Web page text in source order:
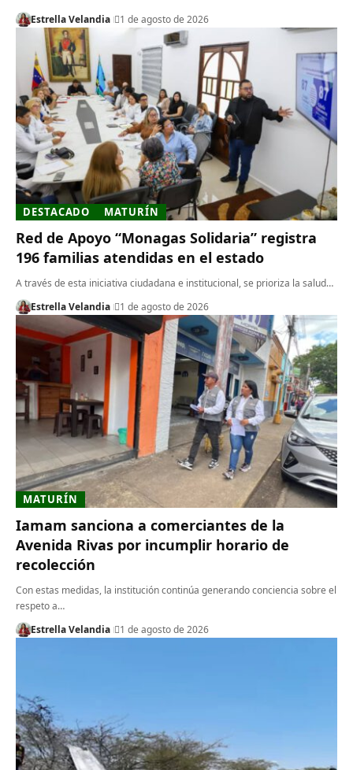
Estrella Velandia
1 de agosto de 2026
DESTACADO MATURÍN
Red de Apoyo “Monagas Solidaria” registra
196 familias atendidas en el estado
A través de esta iniciativa ciudadana e institucional, se prioriza la salud…
Estrella Velandia
1 de agosto de 2026
MATURÍN
Iamam sanciona a comerciantes de la
Avenida Rivas por incumplir horario de
recolección
Con estas medidas, la institución continúa generando conciencia sobre el
respeto a…
Estrella Velandia
1 de agosto de 2026